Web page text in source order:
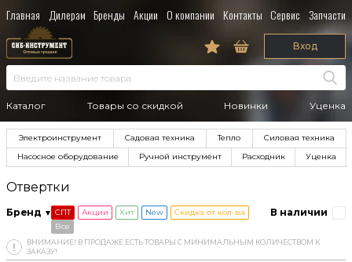
Главная Дилерам Бренды Акции О компании Контакты Сервис Запчасти
Каталог Товары со скидкой Новинки Уценка
Вход
Электроинструмент Садовая техника Тепло
Силовая техника
Насосное оборудование
Ручной инструмент Расходник Уценка
Отвертки
Бренд В наличии
СПТ Акции Хит New
Скидка от кол-ва
Все
ВНИМАНИЕ! В ПРОДАЖЕ ЕСТЬ ТОВАРЫ С МИНИМАЛЬНЫМ КОЛИЧЕСТВОМ К
ЗАКАЗУ!